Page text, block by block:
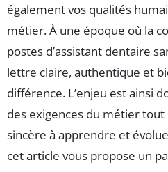
également vos qualités
métier. À une époque où la
postes d’assistant dentaire
lettre claire, authentique et
différence. L’enjeu est ainsi
des exigences du métier
sincère à apprendre et
cet article vous propose un